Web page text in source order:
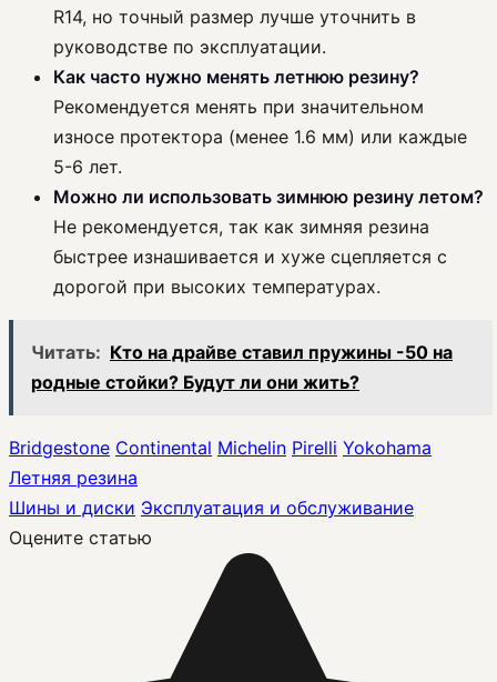
R14, но точный размер лучше уточнить в
руководстве по эксплуатации.
Как часто нужно менять летнюю резину?
Рекомендуется менять при значительном
износе протектора (менее 1.6 мм) или каждые
5-6 лет.
Можно ли использовать зимнюю резину летом?
Не рекомендуется, так как зимняя резина
быстрее изнашивается и хуже сцепляется с
дорогой при высоких температурах.
Читать: Кто на драйве ставил пружины -50 на
родные стойки? Будут ли они жить?
Bridgestone Continental Michelin Pirelli Yokohama
Летняя резина
Шины и диски Эксплуатация и обслуживание
Оцените статью